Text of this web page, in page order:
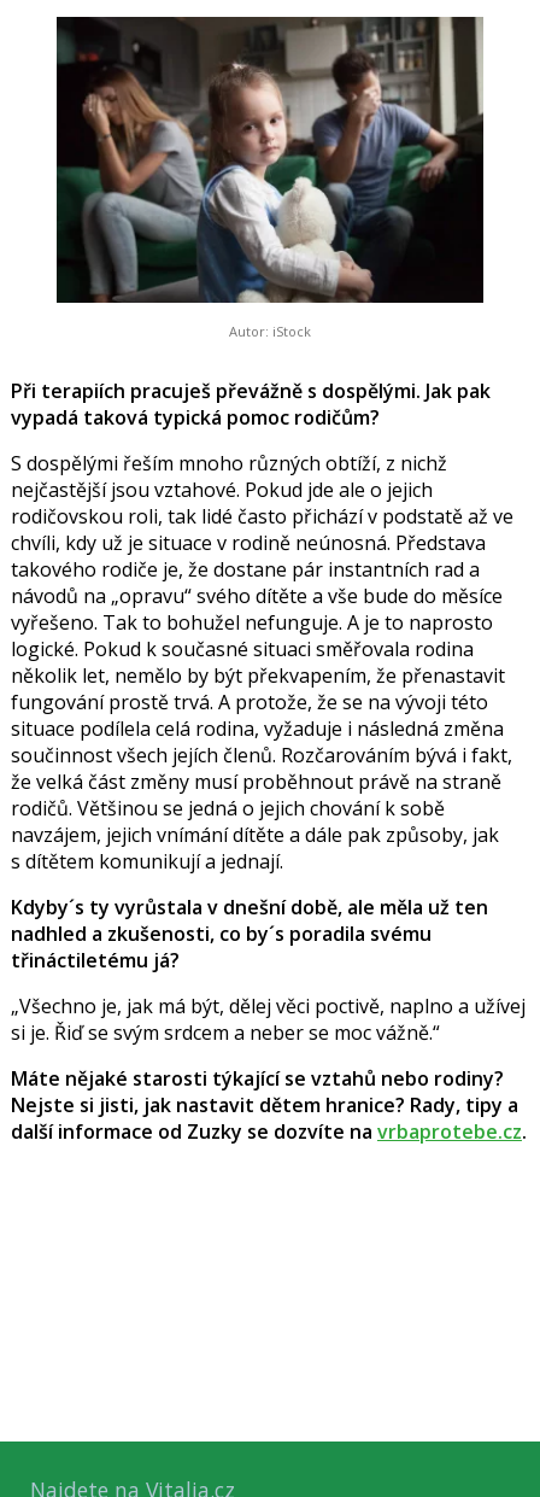
Autor: iStock
Při terapiích pracuješ převážně s dospělými. Jak pak
vypadá taková typická pomoc rodičům?
S dospělými řeším mnoho různých obtíží, z nichž
nejčastější jsou vztahové. Pokud jde ale o jejich
rodičovskou roli, tak lidé často přichází v podstatě až ve
chvíli, kdy už je situace v rodině neúnosná. Představa
takového rodiče je, že dostane pár instantních rad a
návodů na „opravu“ svého dítěte a vše bude do měsíce
vyřešeno. Tak to bohužel nefunguje. A je to naprosto
logické. Pokud k současné situaci směřovala rodina
několik let, nemělo by být překvapením, že přenastavit
fungování prostě trvá. A protože, že se na vývoji této
situace podílela celá rodina, vyžaduje i následná změna
součinnost všech jejích členů. Rozčarováním bývá i fakt,
že velká část změny musí proběhnout právě na straně
rodičů. Většinou se jedná o jejich chování k sobě
navzájem, jejich vnímání dítěte a dále pak způsoby, jak
s dítětem komunikují a jednají.
Kdyby´s ty vyrůstala v dnešní době, ale měla už ten
nadhled a zkušenosti, co by´s poradila svému
třináctiletému já?
„Všechno je, jak má být, dělej věci poctivě, naplno a užívej
si je. Řiď se svým srdcem a neber se moc vážně.“
Máte nějaké starosti týkající se vztahů nebo rodiny?
Nejste si jisti, jak nastavit dětem hranice? Rady, tipy a
další informace od Zuzky se dozvíte na vrbaprotebe.cz.
Najdete na Vitalia.cz